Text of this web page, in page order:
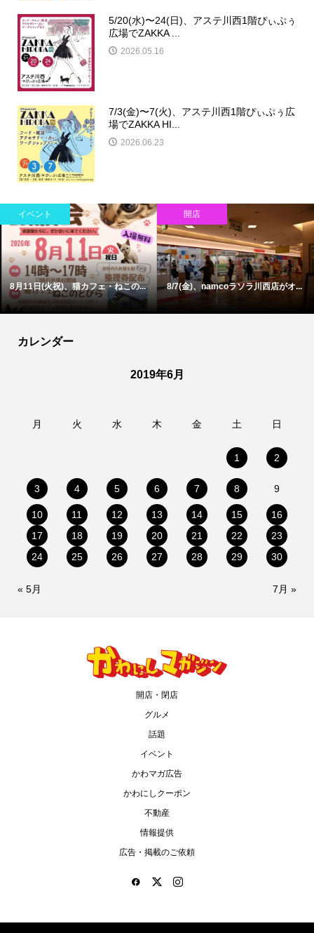
5/20(水)〜24(日)、アステ川西1階ぴぃぷぅ
広場でZAKKA ...
2026.05.16
7/3(金)〜7(火)、アステ川西1階ぴぃぷぅ広
場でZAKKA HI...
2026.06.23
イベント
8月11日(火祝)、猫カフェ・ねこの...
開店
8/7(金)、namcoラソラ川西店がオ...
カレンダー
2019年6月
月 火 水 木 金 土 日
1 2
3 4 5 6 7 8 9
10 11 12 13 14 15
16
17
18 19 20 21 22
23
24
25 26 27 28 29 30
« 5月 7月 »
開店・閉店
グルメ
話題
イベント
かわマガ広告
かわにしクーポン
不動産
情報提供
広告・掲載のご依頼